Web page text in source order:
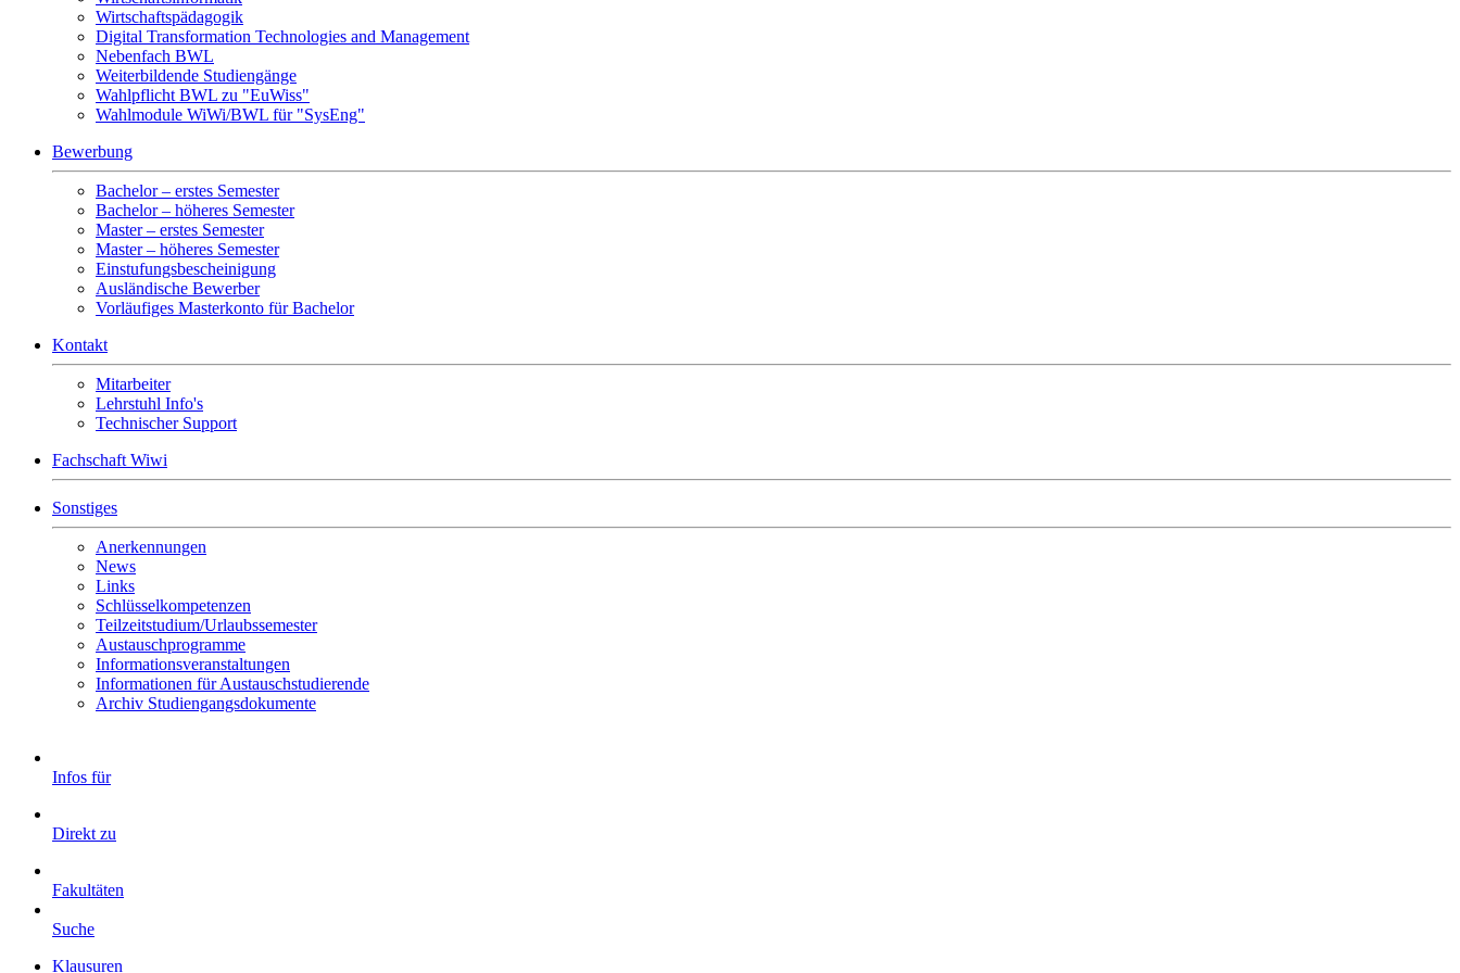
Wirtschaftspädagogik
Digital Transformation Technologies and Management
Nebenfach BWL
Weiterbildende Studiengänge
Wahlpflicht BWL zu "EuWiss"
Wahlmodule WiWi/BWL für "SysEng"
Bewerbung
Bachelor – erstes Semester
Bachelor – höheres Semester
Master – erstes Semester
Master – höheres Semester
Einstufungsbescheinigung
Ausländische Bewerber
Vorläufiges Masterkonto für Bachelor
Kontakt
Mitarbeiter
Lehrstuhl Info's
Technischer Support
Fachschaft Wiwi
Sonstiges
Anerkennungen
News
Links
Schlüsselkompetenzen
Teilzeitstudium/Urlaubssemester
Austauschprogramme
Informationsveranstaltungen
Informationen für Austauschstudierende
Archiv Studiengangsdokumente
Infos für
Direkt zu
Fakultäten
Suche
Klausuren